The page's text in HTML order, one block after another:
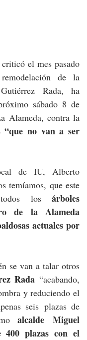
el mes pasado
de la
Rada, ha
sábado 8 de
Alameda, contra la
“que no van a ser
de IU, Alberto
temíamos, que este
todos los árboles
de la Alameda
actuales por
se van a talar otros
Rada “acabando,
y reduciendo el
seis plazas de
alcalde Miguel
400 plazas con el